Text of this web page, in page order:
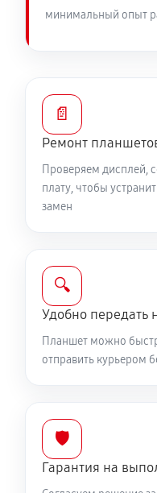
минимальный опыт
📄
Ремонт
Проверяем дисплей,
плату, чтобы
замен
🔍
Удобно передать
Планшет можно
отправить курьером
🛡️
Гарантия на